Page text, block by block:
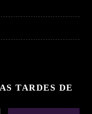
TARDES DE